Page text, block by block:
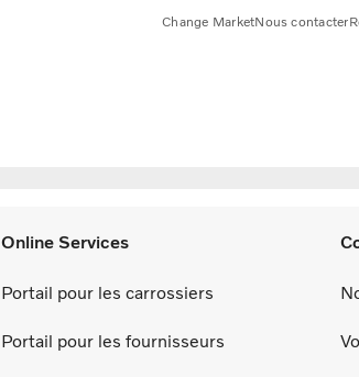
Change MarketNous contacter
Online Services
Portail pour les carrossiers
Portail pour les fournisseurs